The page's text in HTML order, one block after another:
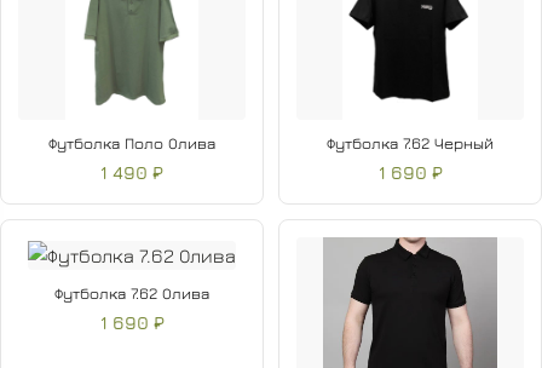
Футболка Поло Олива
1 490 ₽
Футболка 7.62 Черный
1 690 ₽
Футболка 7.62 Олива
1 690 ₽